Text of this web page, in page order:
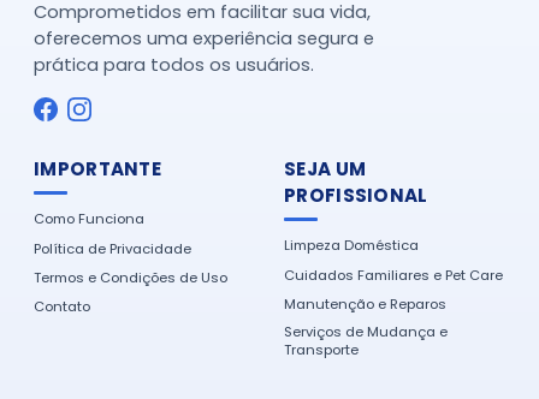
Comprometidos em facilitar sua vida,
oferecemos uma experiência segura e
prática para todos os usuários.
IMPORTANTE
Como Funciona
Política de Privacidade
Termos e Condições de Uso
Contato
SEJA UM
PROFISSIONAL
Limpeza Doméstica
Cuidados Familiares e Pet Care
Manutenção e Reparos
Serviços de Mudança e
Transporte